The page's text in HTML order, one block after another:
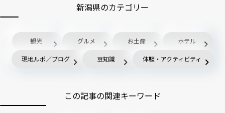
新潟県のカテゴリー
観光 グルメ お土産 ホテル
現地ルポ／ブログ 豆知識 体験・アクティビティ
この記事の関連キーワード